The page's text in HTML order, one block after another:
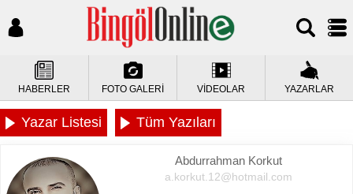
HABERLER FOTO GALERİ VİDEOLAR YAZARLAR
Yazar Listesi Tüm Yazıları
Abdurrahman Korkut
a.korkut.12@hotmail.com